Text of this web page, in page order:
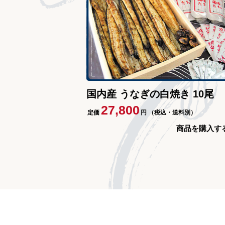
国内産 うなぎの白焼き 10尾
定価 27,800 円 （税込・送料別）
商品を購入す